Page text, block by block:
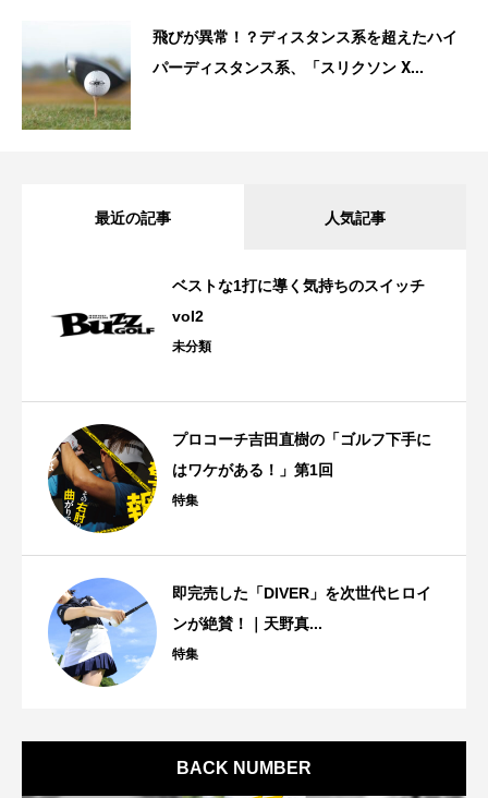
飛びが異常！？ディスタンス系を超えたハイ
パーディスタンス系、「スリクソン X...
最近の記事 人気記事
ベストな1打に導く気持ちのスイッチ
vol2
未分類
プロコーチ吉田直樹の「ゴルフ下手に
はワケがある！」第1回
特集
即完売した「DIVER」を次世代ヒロイ
ンが絶賛！｜天野真...
特集
BACK NUMBER